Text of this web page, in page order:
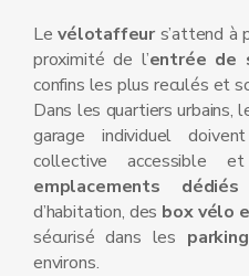
Levélotaffeur s’attend à
proximité de l’entrée de
confins les plus reculés et
Dans les quartiers urbains,
garage individuel
collective accessible
emplacements
d’habitation, des box vélo
sécurisé dans les
environs.